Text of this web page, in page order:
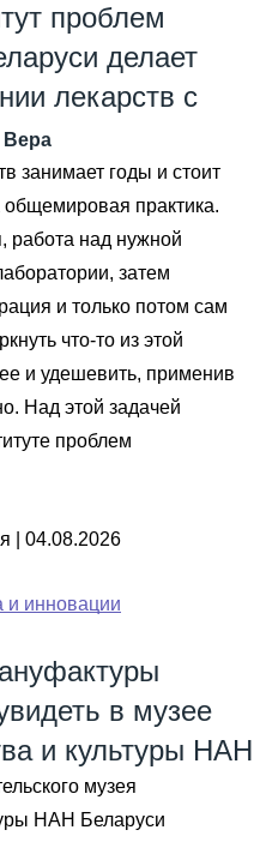
проблем
делает
лекарств с
Вера
занимает годы и стоит
практика.
работа над нужной
затем
и только потом сам
что-то из этой
и удешевить, применив
Над этой задачей
проблем
| 04.08.2026
и инновации
в музее
и культуры НАН
музея
НАН Беларуси